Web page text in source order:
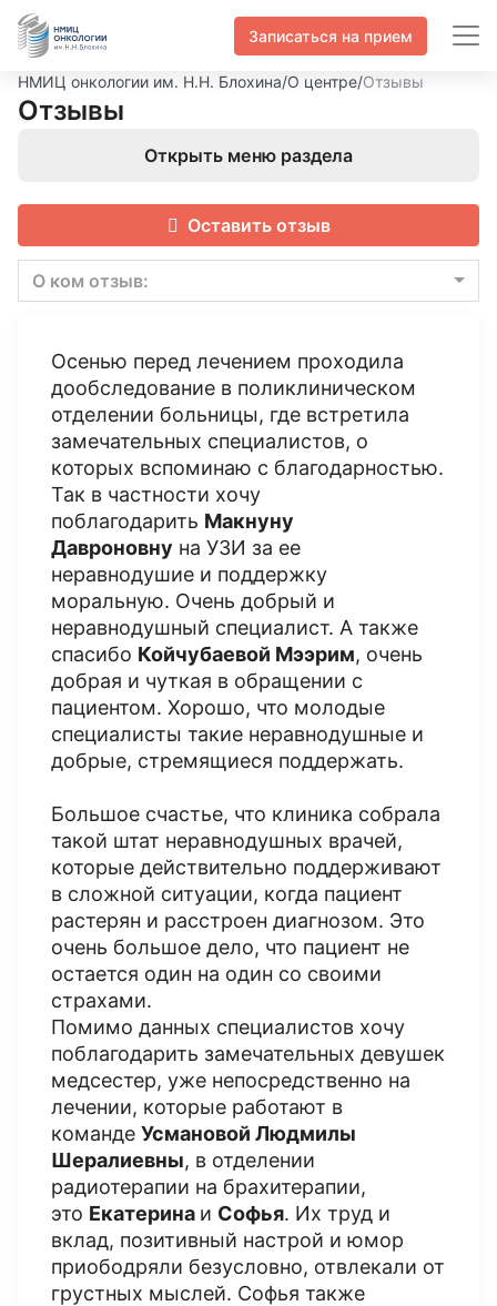
Записаться на прием
НМИЦ онкологии им. Н.Н. Блохина/О центре/Отзывы
Отзывы
Открыть меню раздела
Оставить отзыв
О ком отзыв:
Осенью перед лечением проходила
дообследование в поликлиническом
отделении больницы, где встретила
замечательных специалистов, о
которых вспоминаю с благодарностью.
Так в частности хочу
поблагодарить Макнуну
Давроновну на УЗИ за ее
неравнодушие и поддержку
моральную. Очень добрый и
неравнодушный специалист. А также
спасибо Койчубаевой Мээрим, очень
добрая и чуткая в обращении с
пациентом. Хорошо, что молодые
специалисты такие неравнодушные и
добрые, стремящиеся поддержать.
Большое счастье, что клиника собрала
такой штат неравнодушных врачей,
которые действительно поддерживают
в сложной ситуации, когда пациент
растерян и расстроен диагнозом. Это
очень большое дело, что пациент не
остается один на один со своими
страхами.
Помимо данных специалистов хочу
поблагодарить замечательных девушек
медсестер, уже непосредственно на
лечении, которые работают в
команде Усмановой Людмилы
Шералиевны, в отделении
радиотерапии на брахитерапии,
это Екатерина и Софья. Их труд и
вклад, позитивный настрой и юмор
приободряли безусловно, отвлекали от
грустных мыслей. Софья также